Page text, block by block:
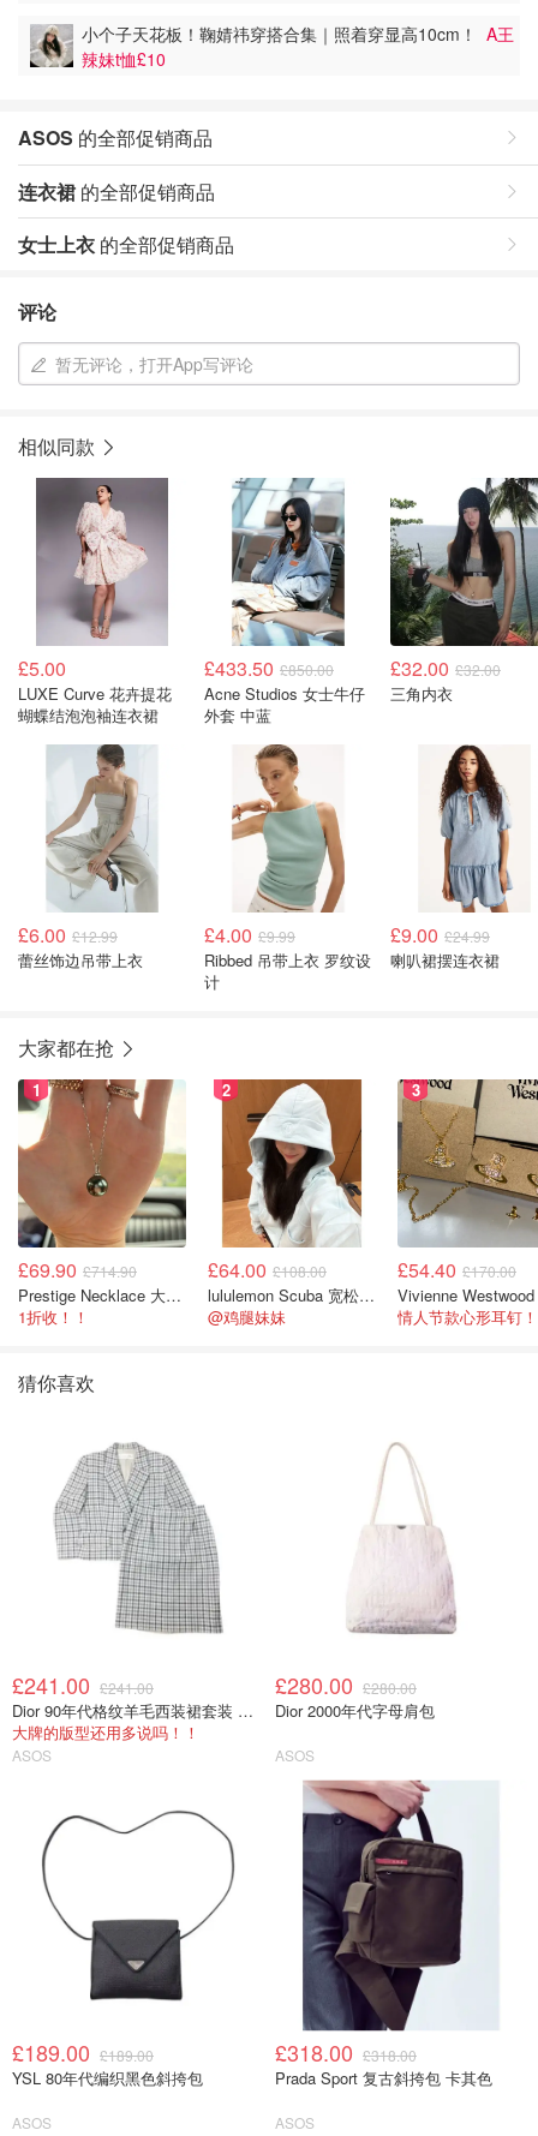
小个子天花板！鞠婧祎穿搭合集｜照着穿显高10cm！ A王
辣妹t恤£10
ASOS 的全部促销商品
连衣裙 的全部促销商品
女士上衣 的全部促销商品
评论
暂无评论，打开App写评论
相似同款
£5.00
LUXE Curve 花卉提花
蝴蝶结泡泡袖连衣裙
£433.50 £850.00
Acne Studios 女士牛仔
外套 中蓝
£32.00 £32.00
三角内衣
£6.00 £12.99
蕾丝饰边吊带上衣
£4.00 £9.99
Ribbed 吊带上衣 罗纹设
计
£9.00 £24.99
喇叭裙摆连衣裙
大家都在抢
1
£69.90 £714.90
Prestige Necklace 大溪地珍珠项链 10-11mm
1折收！！
2
£64.00 £108.00
lululemon Scuba 宽松半拉链卫衣
@鸡腿妹妹
3
£54.40 £170.00
情人节款心形耳钉！
猜你喜欢
£241.00 £241.00
Dior 90年代格纹羊毛西装裙套装 S码
大牌的版型还用多说吗！！
ASOS
£280.00 £280.00
Dior 2000年代字母肩包
ASOS
£189.00 £189.00
YSL 80年代编织黑色斜挎包
ASOS
£318.00 £318.00
Prada Sport 复古斜挎包 卡其色
ASOS